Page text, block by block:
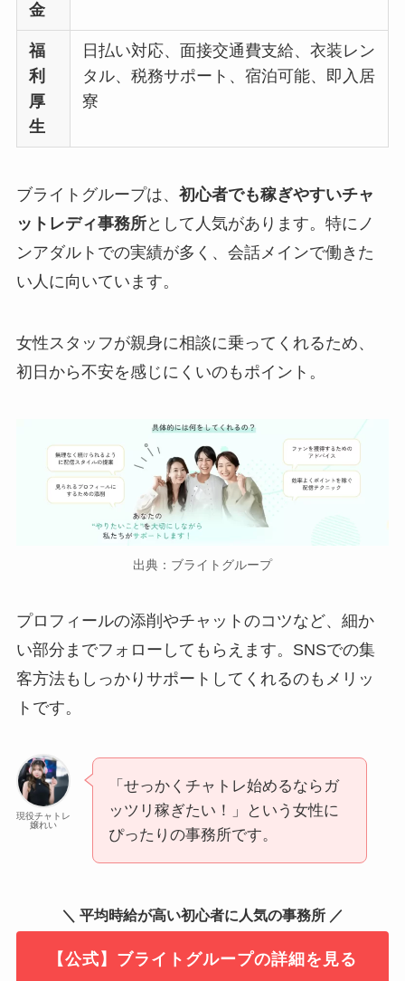
金
福
利
厚
生
日払い対応、面接交通費支給、衣装レン
タル、税務サポート、宿泊可能、即入居
寮
ブライトグループは、 初心者でも稼ぎやすいチャ
ットレディ事務所として人気があります。特にノ
ンアダルトでの実績が多く、会話メインで働きた
い人に向いています。
女性スタッフが親身に相談に乗ってくれるため、
初日から不安を感じにくいのもポイント。
出典：ブライトグループ
プロフィールの添削やチャットのコツなど、細か
い部分までフォローしてもらえます。SNSでの集
客方法もしっかりサポートしてくれるのもメリッ
トです。
現役チャトレ
嬢れい
「せっかくチャトレ始めるならガ
ッツリ稼ぎたい！」という女性に
ぴったりの事務所です。
＼ 平均時給が高い初心者に人気の事務所 ／
【公式】ブライトグループの詳細を見る